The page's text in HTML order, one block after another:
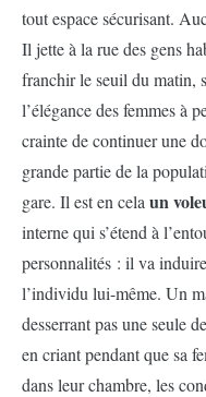
tout espace sécurisant.
Il jette à la rue des gens
franchir le seuil du matin,
l’élégance des femmes à
crainte de continuer une
grande partie de la
gare. Il est en cela un
interne qui s’étend à
personnalités : il va
l’individu lui-même. Un
desserrant pas une seule
en criant pendant que sa
dans leur chambre, les